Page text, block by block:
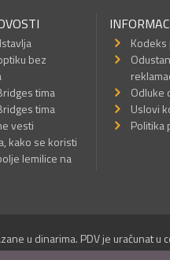
bez
tima
tima
vesti
kako se koristi
lemilice na
Odluke
Uslovi
Politika
u dinarima. PDV je uračunat u
- 2026. Sva prava su zadržana.